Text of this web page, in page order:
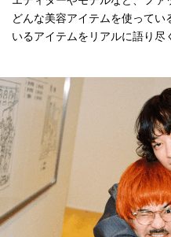
どんな美容アイテムを使って
いるアイテムをリアルに語り尽